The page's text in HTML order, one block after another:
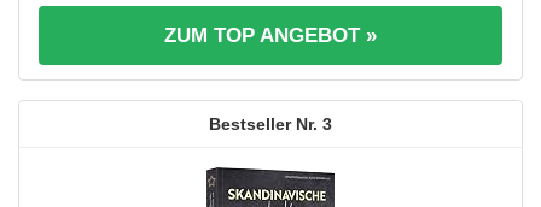
ZUM TOP ANGEBOT »
3